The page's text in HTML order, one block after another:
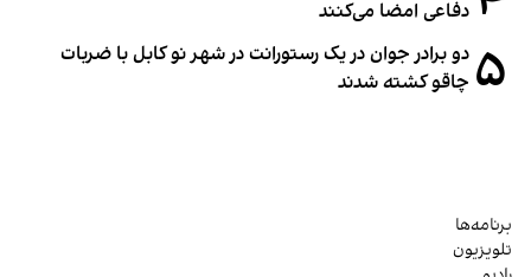
دفاعی امضا می‌کنند
۵ دو برادر جوان در یک رستورانت در شهر نو کابل با ضربات
چاقو کشته شدند
برنامه‌ها
تلویزیون